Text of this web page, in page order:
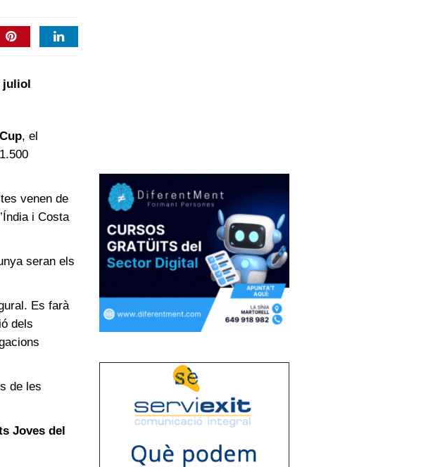
juliol
, el
venen de
i Costa
seran els
Es farà
dels
de les
Joves del